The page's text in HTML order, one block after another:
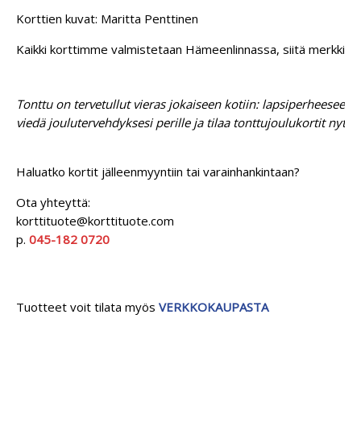
Korttien kuvat: Maritta Penttinen
Kaikki korttimme valmistetaan Hämeenlinnassa, siitä merkkinä
Tonttu on tervetullut vieras jokaiseen kotiin:
viedä joulutervehdyksesi perille ja tilaa tonttujoulukortit nyt!
Haluatko kortit jälleenmyyntiin tai varainhankintaan?
Ota yhteyttä:
korttituote@korttituote.com
p. 045-182 0720
Tuotteet voit tilata myös VERKKOKAUPASTA